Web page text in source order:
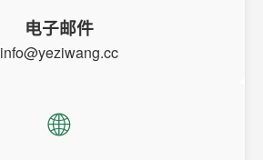
电子邮件
info@yeziwang.cc
🌐